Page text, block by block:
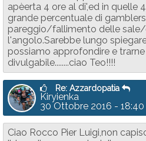
apèerta 4 ore al di',ed in quelle
grande percentuale di
pareggio/fallimento delle sale/
l'angolo.Sarebbe lungo
possiamo approfondire e
divulgabile........ciao Teo!!!!
Re: Azzardopatia
Kiryienka
30 Ottobre 2016 - 18:40
Ciao Rocco Pier Luigi,non